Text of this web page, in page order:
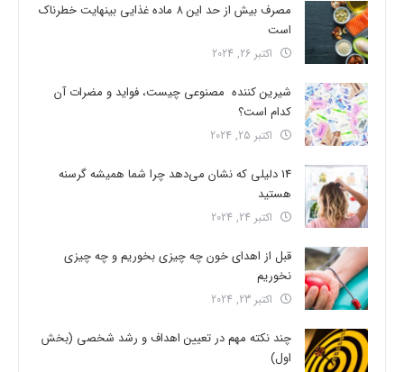
مصرف بیش از حد این 8 ماده غذایی بینهایت خطرناک
است
اکتبر 26, 2024
شیرین کننده مصنوعی چیست، فواید و مضرات آن
کدام است؟
اکتبر 25, 2024
14 دلیلی که نشان می‌دهد چرا شما همیشه گرسنه
هستید
اکتبر 24, 2024
قبل از اهدای خون چه چیزی بخوریم و چه چیزی
نخوریم
اکتبر 23, 2024
چند نکته مهم در تعیین اهداف و رشد شخصی (بخش
اول)